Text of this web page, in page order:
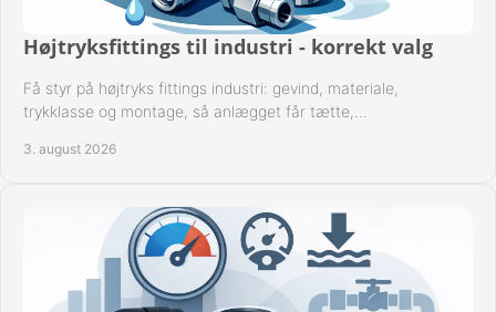
Højtryksfittings til industri - korrekt valg
Få styr på højtryks fittings industri: gevind, materiale,
trykklasse og montage, så anlægget får tætte,
3. august 2026